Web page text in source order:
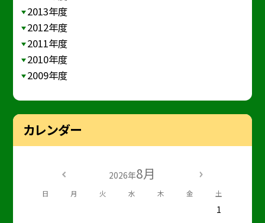
2013年度
2012年度
2011年度
2010年度
2009年度
カレンダー
2026年8月
日 月 火 水 木 金 土
1